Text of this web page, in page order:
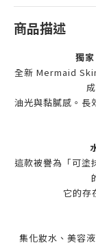
商品描述
獨
全新 Mermaid
油光與黏膩感。長
這款被譽為「可塗
它的存
集化妝水、美容